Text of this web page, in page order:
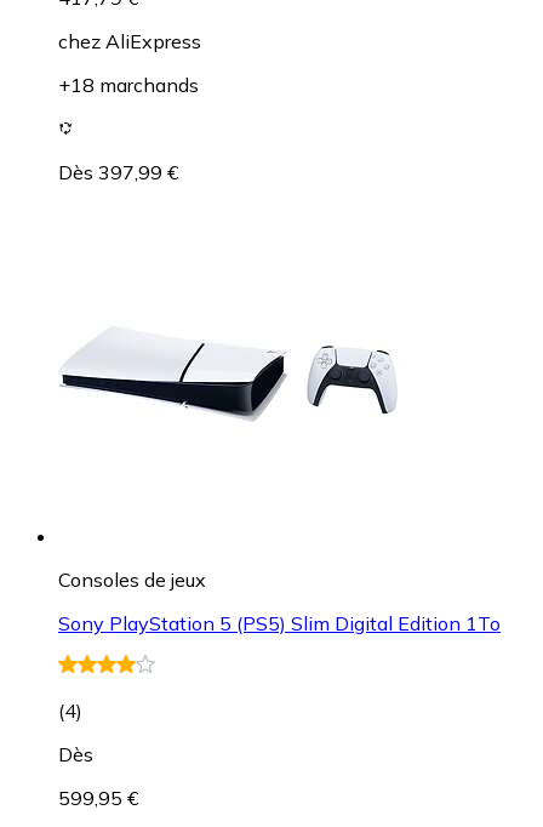
chez AliExpress
+18 marchands
Dès 397,99 €
Consoles de jeux
Sony PlayStation 5 (PS5) Slim Digital Edition 1To
(4)
Dès
599,95 €